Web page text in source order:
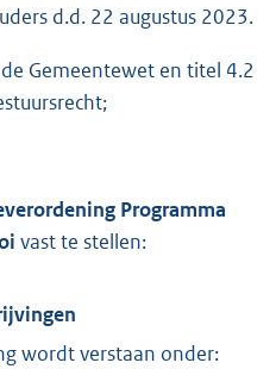
d.d. 22 augustus 2023.
Gemeentewet en titel 4.2
Programma
vast te stellen:
wordt verstaan onder: